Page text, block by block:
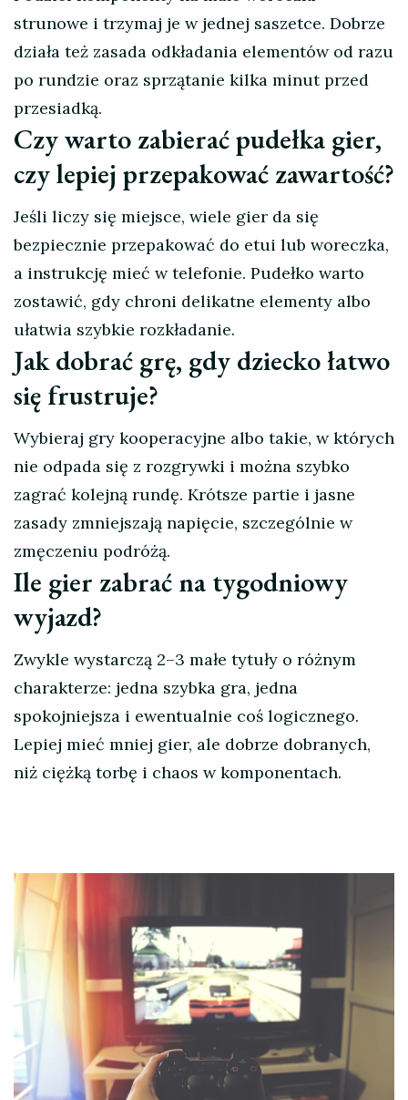
strunowe i trzymaj je w jednej saszetce. Dobrze
działa też zasada odkładania elementów od razu
po rundzie oraz sprzątanie kilka minut przed
przesiadką.
Czy warto zabierać pudełka gier,
czy lepiej przepakować zawartość?
Jeśli liczy się miejsce, wiele gier da się
bezpiecznie przepakować do etui lub woreczka,
a instrukcję mieć w telefonie. Pudełko warto
zostawić, gdy chroni delikatne elementy albo
ułatwia szybkie rozkładanie.
Jak dobrać grę, gdy dziecko łatwo
się frustruje?
Wybieraj gry kooperacyjne albo takie, w których
nie odpada się z rozgrywki i można szybko
zagrać kolejną rundę. Krótsze partie i jasne
zasady zmniejszają napięcie, szczególnie w
zmęczeniu podróżą.
Ile gier zabrać na tygodniowy
wyjazd?
Zwykle wystarczą 2–3 małe tytuły o różnym
charakterze: jedna szybka gra, jedna
spokojniejsza i ewentualnie coś logicznego.
Lepiej mieć mniej gier, ale dobrze dobranych,
niż ciężką torbę i chaos w komponentach.
Nawigacja
wpisu